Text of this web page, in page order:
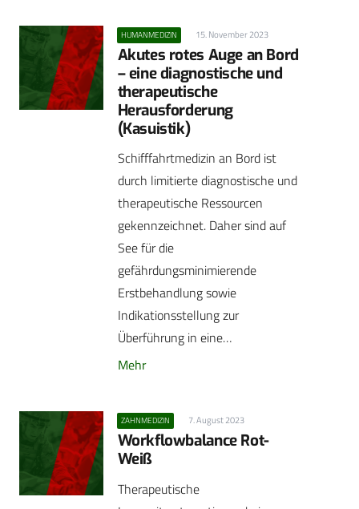
HUMANMEDIZIN 15. November 2023
Akutes rotes Auge an Bord
– eine diagnostische und
therapeutische
Herausforderung
(Kasuistik)
Schifffahrtmedizin an Bord ist
durch limitierte diagnostische und
therapeutische Ressourcen
gekennzeichnet. Daher sind auf
See für die
gefährdungsminimierende
Erstbehandlung sowie
Indikationsstellung zur
Überführung in eine…
Mehr
ZAHNMEDIZIN 7. August 2023
Workflowbalance Rot-
Weiß
Therapeutische